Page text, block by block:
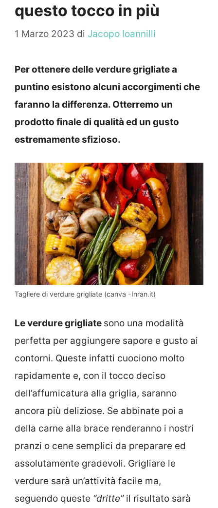
questo tocco in più
1 Marzo 2023 di Jacopo Ioannilli
Per ottenere delle verdure grigliate a
puntino esistono alcuni accorgimenti che
faranno la differenza. Otterremo un
prodotto finale di qualità ed un gusto
estremamente sfizioso.
Tagliere di verdure grigliate (canva -Inran.it)
Le verdure grigliate sono una modalità
perfetta per aggiungere sapore e gusto ai
contorni. Queste infatti cuociono molto
rapidamente e, con il tocco deciso
dell’affumicatura alla griglia, saranno
ancora più deliziose. Se abbinate poi a
della carne alla brace renderanno i nostri
pranzi o cene semplici da preparare ed
assolutamente gradevoli. Grigliare le
verdure sarà un’attività facile ma,
seguendo queste “dritte”il risultato sarà